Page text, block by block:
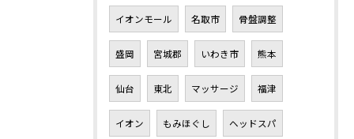
イオンモール 名取市 骨盤調整
盛岡 宮城郡 いわき市 熊本
仙台 東北 マッサージ 福津
イオン もみほぐし ヘッドスパ